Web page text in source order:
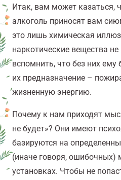
Итак, вам может казаться,
алкоголь приносят вам
это лишь химическая
наркотические вещества
вспомнить, что без них
их предназначение –
жизненную энергию.
Почему к нам приходят
не будет»? Они имеют
базируются на
(иначе говоря, ошибочных)
установках. Чтобы не